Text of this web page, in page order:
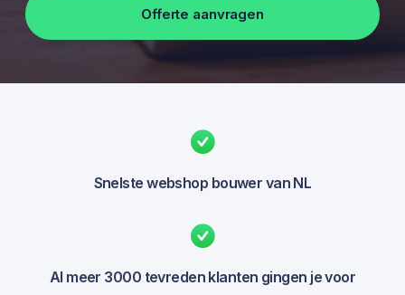
Offerte aanvragen
Snelste webshop bouwer van NL
Al meer 3000 tevreden klanten gingen je voor